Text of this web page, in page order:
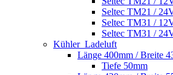
Seltec TM21 /
Seltec TM31 /
Seltec TM31 /
Kühler_Ladeluft
Länge 400mm / Breite
Tiefe 50mm